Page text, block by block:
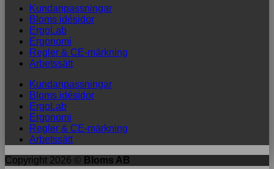
Kundanpassningar
Bloms idésidor
ErgoLab
Ergonomi
Regler & CE-märkning
Arbetssätt
Kundanpassningar
Bloms idésidor
ErgoLab
Ergonomi
Regler & CE-märkning
Arbetssätt
Copyright 2026 © Bloms AB